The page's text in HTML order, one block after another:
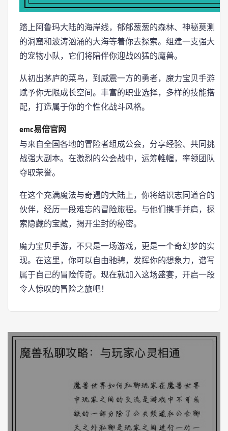
踏上阿鲁玛大陆的海岸线，郁郁葱葱的森林、神秘莫测
的洞窟和波涛汹涌的大海等着你去探索。组建一支强大
的宠物小队，它们将陪伴你迎战凶猛的魔兽。
从初出茅庐的菜鸟，到威震一方的勇者，魔力宝贝手游
赋予你无限成长空间。丰富的职业选择，多样的技能搭
配，打造属于你的个性化战斗风格。
emc易倍官网
与来自全国各地的冒险者组成公会，分享经验、共同挑
战强大副本。在激烈的公会战中，运筹帷幄，率领团队
夺取荣誉。
在这个充满魔法与奇遇的大陆上，你将结识志同道合的
伙伴，经历一段难忘的冒险旅程。与他们携手并肩，探
索隐藏的宝藏，揭开尘封的秘密。
魔力宝贝手游，不只是一场游戏，更是一个奇幻梦的实
现。在这里，你可以自由驰骋，发挥你的想象力，谱写
属于自己的冒险传奇。现在就加入这场盛宴，开启一段
令人惊叹的冒险之旅吧！